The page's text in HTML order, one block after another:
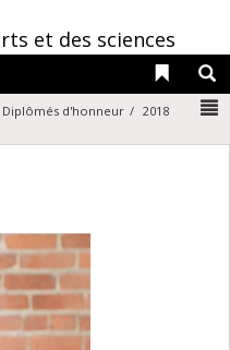
et des sciences
Liens
Diplômés d'honneur
2018